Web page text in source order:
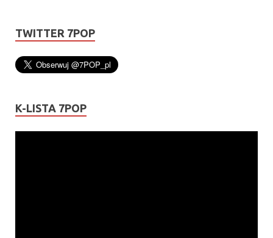
TWITTER 7POP
K-LISTA 7POP